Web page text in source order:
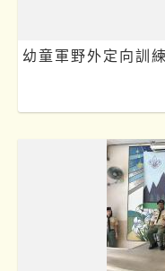
幼童軍野外定向訓練